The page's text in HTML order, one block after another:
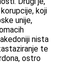
koji
unije,
nista
te
ostro